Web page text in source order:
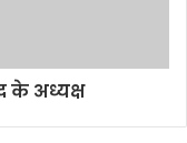
के अध्यक्ष